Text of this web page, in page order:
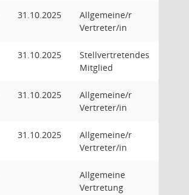
31.10.2025
Allgemeine/r
Vertreter/in
31.10.2025
Stellvertretendes
Mitglied
31.10.2025
Allgemeine/r
Vertreter/in
31.10.2025
Allgemeine/r
Vertreter/in
Allgemeine
Vertretung